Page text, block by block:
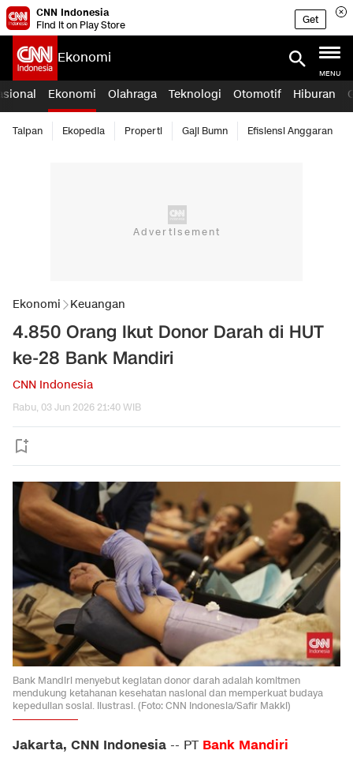
CNN Indonesia
Find it on Play Store
Get
Ekonomi
MENU
Ekonomi Olahraga Teknologi Otomotif Hiburan
Taipan Ekopedia Properti Gaji Bumn Efisiensi Anggaran
Ekonomi Keuangan
4.850 Orang Ikut Donor Darah di HUT
ke-28 Bank Mandiri
CNN Indonesia
Rabu, 03 Jun 2026 21:40 WIB
Bank Mandiri menyebut kegiatan donor darah adalah komitmen
mendukung ketahanan kesehatan nasional dan memperkuat budaya
kepedulian sosial. Ilustrasi. (Foto: CNN Indonesia/Safir Makki)
Jakarta, CNN Indonesia -- PT Bank Mandiri